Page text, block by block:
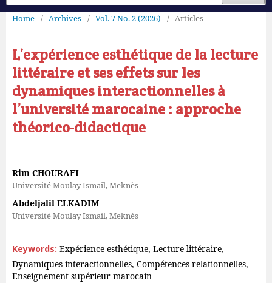
Home / Archives / Vol. 7 No. 2 (2026) / Articles
L’expérience esthétique de la lecture
littéraire et ses effets sur les
dynamiques interactionnelles à
l’université marocaine : approche
théorico-didactique
Rim CHOURAFI
Université Moulay Ismail, Meknès
Abdeljalil ELKADIM
Université Moulay Ismail, Meknès
Keywords: Expérience esthétique, Lecture littéraire,
Dynamiques interactionnelles, Compétences relationnelles,
Enseignement supérieur marocain